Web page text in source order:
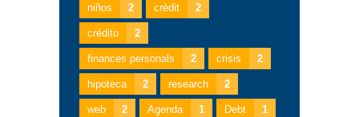
niños 2 crèdit 2
crédito 2
finances personals 2 crisis 2
hipoteca 2 research 2
web 2 Agenda 1 Debt 1